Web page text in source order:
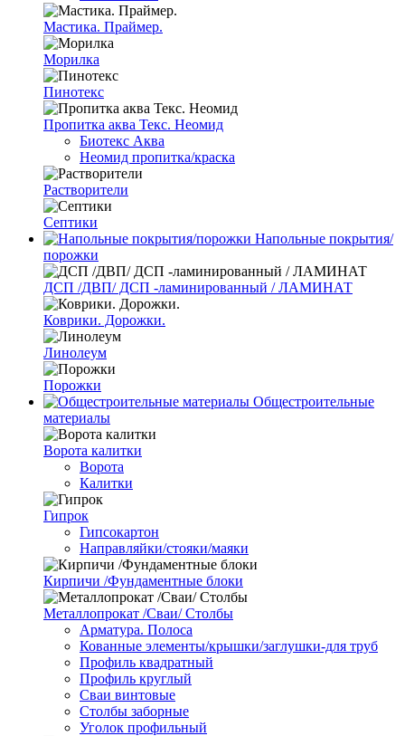
Мастика. Праймер.
Морилка
Пинотекс
Пропитка аква Текс. Неомид
Биотекс Аква
Неомид пропитка/краска
Растворители
Септики
Напольные покрытия/
порожки
ДСП /ДВП/ ДСП -ламинированный / ЛАМИНАТ
Коврики. Дорожки.
Линолеум
Порожки
Общестроительные
материалы
Ворота калитки
Ворота
Калитки
Гипрок
Гипсокартон
Направляйки/стояки/маяки
Кирпичи /Фундаментные блоки
Металлопрокат /Сваи/ Столбы
Арматура. Полоса
Кованные элементы/крышки/заглушки-для труб
Профиль квадратный
Профиль круглый
Сваи винтовые
Столбы заборные
Уголок профильный